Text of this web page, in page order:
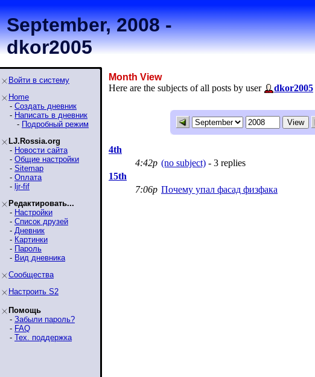
September, 2008 -
dkor2005
Войти в систему
Home
- Создать дневник
- Написать в дневник
- Подробный режим
LJ.Rossia.org
- Новости сайта
- Общие настройки
- Sitemap
- Оплата
- ljr-fif
Редактировать...
- Настройки
- Список друзей
- Дневник
- Картинки
- Пароль
- Вид дневника
Сообщества
Настроить S2
Помощь
- Забыли пароль?
- FAQ
- Тех. поддержка
Month View
Here are the subjects of all posts by user
dkor2005
4th
4:42p (no subject) - 3 replies
15th
7:06p Почему упал фасад физфака